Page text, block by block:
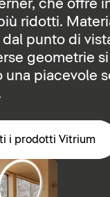
che offre
ridotti.
punto di
geometrie
una piacevole
i prodotti Vitrium